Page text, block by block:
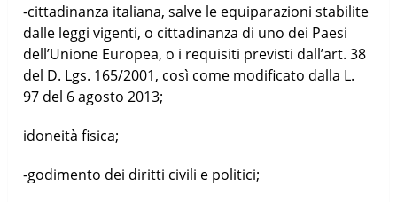
-cittadinanza italiana, salve le equiparazioni stabilite
dalle leggi vigenti, o cittadinanza di uno dei Paesi
dell’Unione Europea, o i requisiti previsti dall’art. 38
del D. Lgs. 165/2001, così come modificato dalla L.
97 del 6 agosto 2013;
idoneità fisica;
-godimento dei diritti civili e politici;